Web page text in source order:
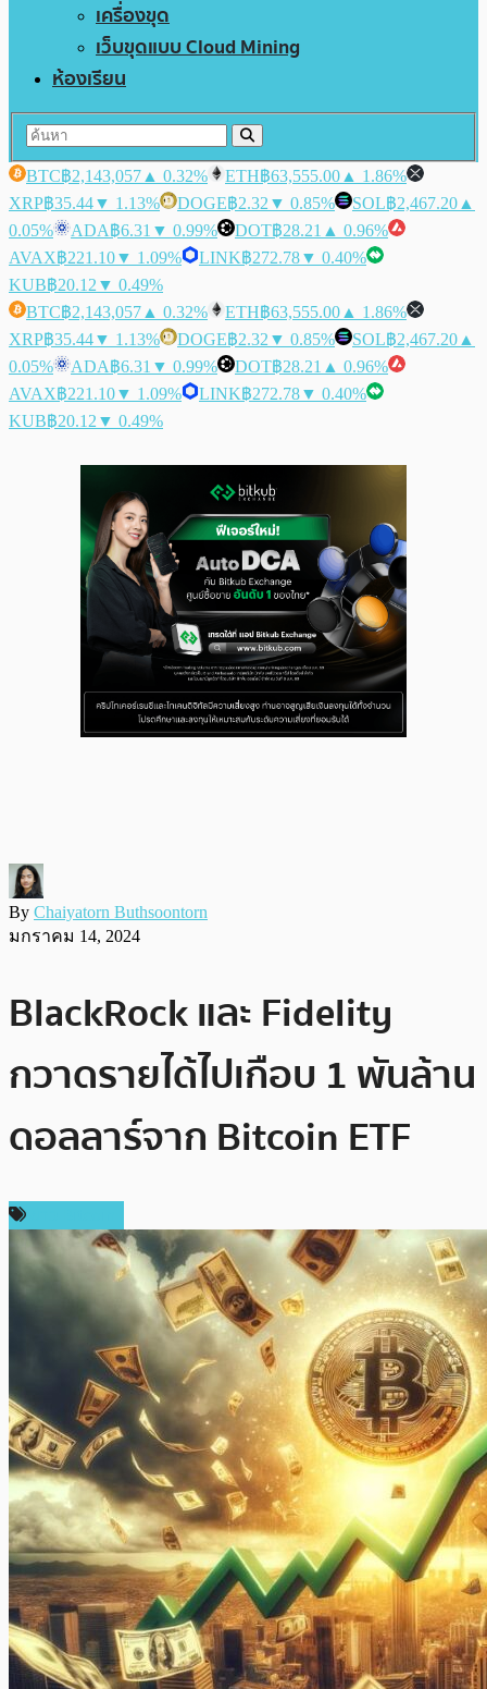
เครื่องขุด
เว็บขุดแบบ Cloud Mining
ห้องเรียน
BTC฿2,143,057 ▲ 0.32% ETH฿63,555.00 ▲ 1.86%
XRP฿35.44▼ 1.13% DOGE฿2.32 ▼ 0.85% SOL฿2,467.20 ▲
0.05%
ADA฿6.31 ▼ 0.99% DOT฿28.21 ▲ 0.96%
AVAX฿221.10▼ 1.09% LINK฿272.78▼ 0.40%
KUB฿20.12 ▼ 0.49%
BTC฿2,143,057 ▲ 0.32% ETH฿63,555.00 ▲ 1.86%
XRP฿35.44▼ 1.13% DOGE฿2.32 ▼ 0.85% SOL฿2,467.20 ▲
0.05%
ADA฿6.31 ▼ 0.99% DOT฿28.21 ▲ 0.96%
AVAX฿221.10▼ 1.09% LINK฿272.78▼ 0.40%
KUB฿20.12 ▼ 0.49%
By Chaiyatorn Buthsoontorn
มกราคม 14, 2024
BlackRock และ Fidelity
กวาดรายได้ไปเกือบ 1 พันล้าน
ดอลลาร์จาก Bitcoin ETF